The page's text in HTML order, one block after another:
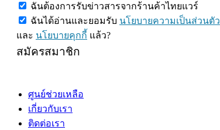
ฉันต้องการรับข่าวสารจากร้านค้าไทยแวร์
ฉันได้อ่านและยอมรับ นโยบายความเป็นส่วนตัว
และ นโยบายคุกกี้ แล้ว?
สมัครสมาชิก
ศูนย์ช่วยเหลือ
เกี่ยวกับเรา
ติดต่อเรา